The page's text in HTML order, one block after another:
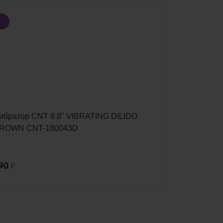
CNT 8.8" VIBRATING DILIDO
CNT-180043D
₽